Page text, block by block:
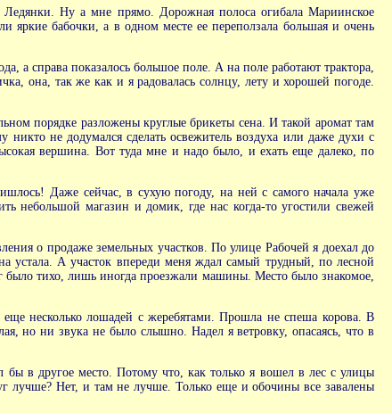
Ледянки. Ну а мне прямо. Дорожная полоса огибала Мариинское
яркие бабочки, а в одном месте ее переползала большая и очень
а справа показалось большое поле. А на поле работают трактора,
она, так же как и я радовалась солнцу, лету и хорошей погоде.
порядке разложены круглые брикеты сена. И такой аромат там
не додумался сделать освежитель воздуха или даже духи с
вершина. Вот туда мне и надо было, и ехать еще далеко, по
Даже сейчас, в сухую погоду, на ней с самого начала уже
небольшой магазин и домик, где нас когда-то угостили свежей
о продаже земельных участков. По улице Рабочей я доехал до
устала. А участок впереди меня ждал самый трудный, по лесной
было тихо, лишь иногда проезжали машины. Место было знакомое,
несколько лошадей с жеребятами. Прошла не спеша корова. В
но ни звука не было слышно. Надел я ветровку, опасаясь, что в
бы в другое место. Потому что, как только я вошел в лес с улицы
лучше? Нет, и там не лучше. Только еще и обочины все завалены